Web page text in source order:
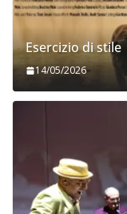
Esercizio di stile
14/05/2026